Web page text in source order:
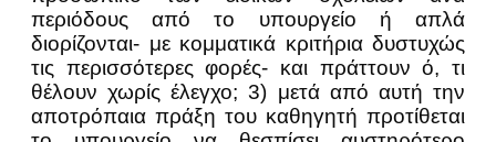
περιόδους από το υπουργείο ή απλά
διορίζονται- με κομματικά κριτήρια δυστυχώς
τις περισσότερες φορές- και πράττουν ό, τι
θέλουν χωρίς έλεγχο; 3) μετά από αυτή την
αποτρόπαια πράξη του καθηγητή προτίθεται